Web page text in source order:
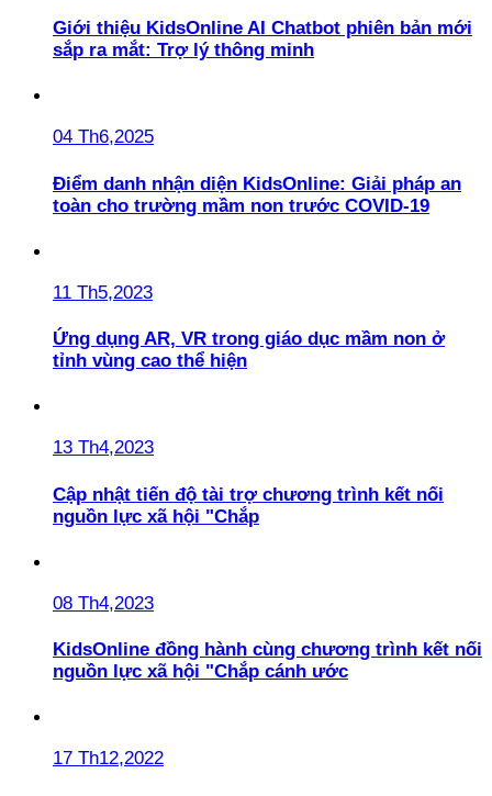
Giới thiệu KidsOnline AI Chatbot phiên bản mới
sắp ra mắt: Trợ lý thông minh
04 Th6,2025
Điểm danh nhận diện KidsOnline: Giải pháp an
toàn cho trường mầm non trước COVID-19
11 Th5,2023
Ứng dụng AR, VR trong giáo dục mầm non ở
tỉnh vùng cao thể hiện
13 Th4,2023
Cập nhật tiến độ tài trợ chương trình kết nối
nguồn lực xã hội "Chắp
08 Th4,2023
KidsOnline đồng hành cùng chương trình kết nối
nguồn lực xã hội "Chắp cánh ước
17 Th12,2022